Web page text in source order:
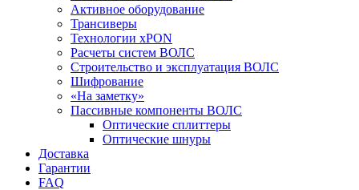
Активное оборудование
Трансиверы
Технологии xPON
Расчеты систем ВОЛС
Строительство и эксплуатация ВОЛС
Шифрование
«На заметку»
Пассивные компоненты ВОЛС
Оптические сплиттеры
Оптические шнуры
Доставка
Гарантии
FAQ